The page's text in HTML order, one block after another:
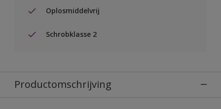
Oplosmiddelvrij
Schrobklasse 2
Productomschrijving